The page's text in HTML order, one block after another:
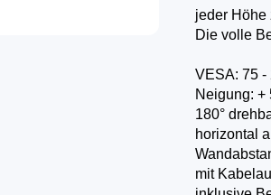
jeder Höhe
Die volle
VESA: 75 -
Neigung: +
180°
horizontal
mit